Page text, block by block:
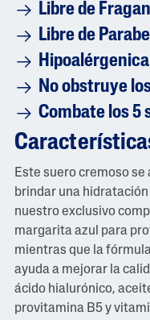
Este suero cremoso
brindar una
nuestro exclusivo
margarita azul para
mientras que la
ayuda a mejorar la
ácido hialurónico,
provitamina B5 y
Libre de
Libre de
Hipoalérgenica
No obstruye
Combate los 5